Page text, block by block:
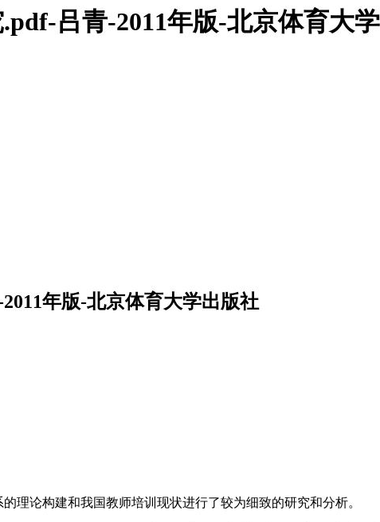
吕青-2011年版-北京体育大
年版-北京体育大学出版社
理论构建和我国教师培训现状进行了较为细致的研究和分析。